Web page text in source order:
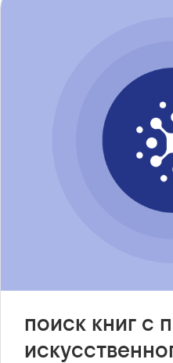
поиск книг с